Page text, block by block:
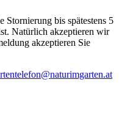
Stornierung bis spätestens 5
Natürlich akzeptieren wir
akzeptieren Sie